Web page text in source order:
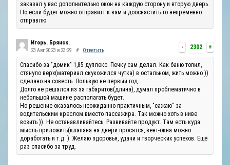
заказал у вас дополнительно окон на каждую сторону и вторую дверь.
Но если будет можно отправитт к вам и дооснастить то непременно
отправлю.
- 2302 +
Игорь. Брянск.
23 Авг 2023 в 23:29 # Ответить
Спасибо за "домик" 1,85 дуплекс. Печку сам делал. Как баню топил,
стянуло верх(материал скукожился чутка) в остальном, жить можно ))
сделано на совесть. Пользую не первый год.
Долго не решался из за габаритов(длина), думал проблематично в
небольшой машине располагать будет.
Но решение оказалось неожиданно практичным, "сажаю" за
водительским креслом вместо пассажира. Так можно хоть в ниве
возить )). Не останавливайтесь. Развивайте продукт. Там есть куда
мысль приложить(клапана на двери просятся, вент-окна можно
доработать и т.д. ). Желаю здоровья, удачи и творческих успехов. Ещё
раз спасибо за труд.